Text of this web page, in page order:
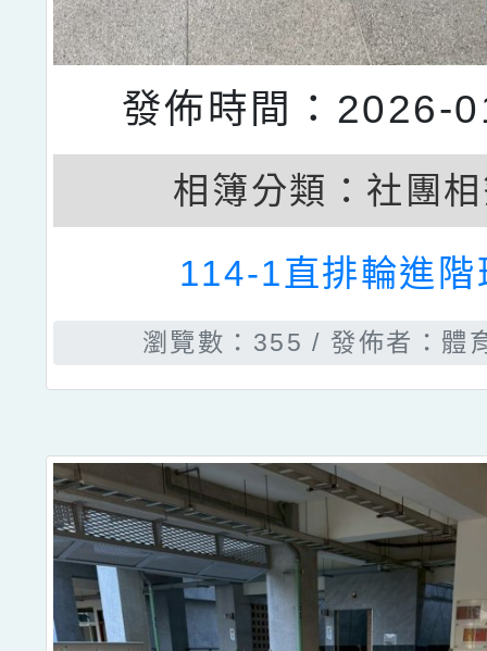
發佈時間：2026-
相簿分類： 社團
114-1直排輪進階
瀏覽數：355 發佈者：體